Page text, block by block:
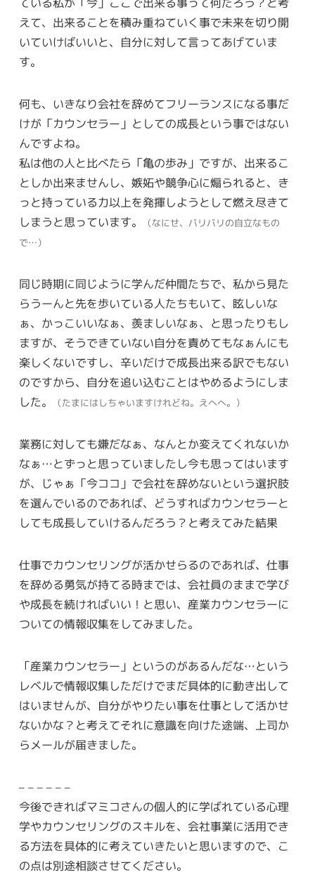
えて、出来ることを積み重ねていく事で未来を切り開
いていけばいいと、自分に対して言ってあげていま
す。
何も、いきなり会社を辞めてフリーランスになる事だ
けが「カウンセラー」としての成長という事ではない
んですよね。
私は他の人と比べたら「亀の歩み」ですが、出来るこ
としか出来ませんし、嫉妬や競争心に煽られると、き
っと持っている力以上を発揮しようとして燃え尽きて
しまうと思っています。
（なにせ、バリバリの自立なもの
で…）
同じ時期に同じように学んだ仲間たちで、私から見た
らうーんと先を歩いている人たちもいて、眩しいな
ぁ、かっこいいなぁ、羨ましいなぁ、と思ったりもし
ますが、そうできていない自分を責めてもなぁんにも
楽しくないですし、辛いだけで成長出来る訳でもない
のですから、自分を追い込むことはやめるようにしま
した。
（たまにはしちゃいますけれどね。えへへ。）
業務に対しても嫌だなぁ、なんとか変えてくれないか
なぁ…とずっと思っていましたし今も思ってはいます
が、じゃぁ「今ココ」で会社を辞めないという選択肢
を選んでいるのであれば、どうすればカウンセラーと
しても成長していけるんだろう？と考えてみた結果
仕事でカウンセリングが活かせらるのであれば、仕事
を辞める勇気が持てる時までは、会社員のままで学び
や成長を続ければいい！と思い、産業カウンセラーに
ついての情報収集をしてみました。
「産業カウンセラー」というのがあるんだな…という
レベルで情報収集しただけでまだ具体的に動き出して
はいませんが、自分がやりたい事を仕事として活かせ
ないかな？と考えてそれに意識を向けた途端、上司か
らメールが届きました。
– – – – – –
今後できればマミコさんの個人的に学ばれている心理
学やカウンセリングのスキルを、会社事業に活用でき
る方法を具体的に考えていきたいと思いますので、こ
の点は別途相談させてください。